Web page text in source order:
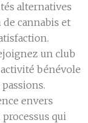
alternatives
cannabis et
un club
bénévole
envers
qui